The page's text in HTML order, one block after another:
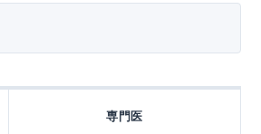
専門医